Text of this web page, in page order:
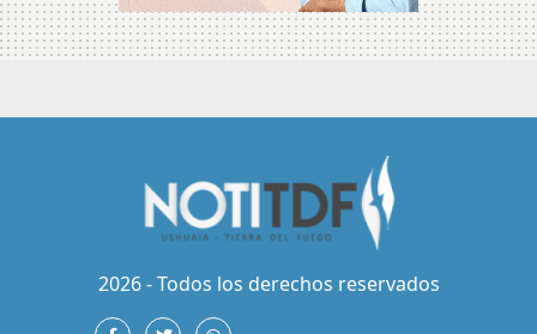
2026 - Todos los derechos reservados